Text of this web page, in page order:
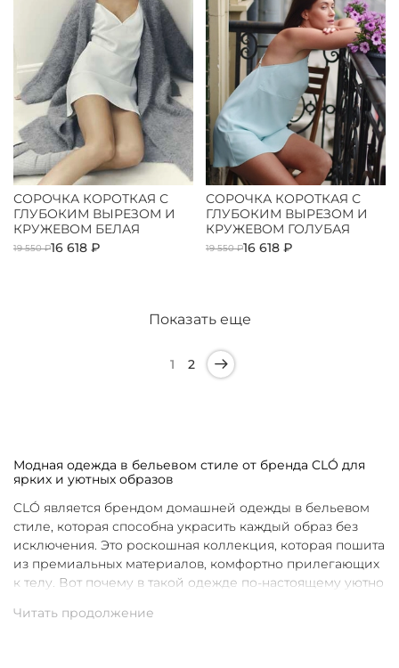
СОРОЧКА КОРОТКАЯ С
ГЛУБОКИМ ВЫРЕЗОМ И
КРУЖЕВОМ БЕЛАЯ
19 550 ₽16 618 ₽
СОРОЧКА КОРОТКАЯ С
ГЛУБОКИМ ВЫРЕЗОМ И
КРУЖЕВОМ ГОЛУБАЯ
19 550 ₽16 618 ₽
Показать еще
1 2
Модная одежда в бельевом стиле от бренда CLÓ для
ярких и уютных образов
CLÓ является брендом домашней одежды в бельевом
стиле, которая способна украсить каждый образ без
исключения. Это роскошная коллекция, которая пошита
из премиальных материалов, комфортно прилегающих
к телу. Вот почему в такой одежде по-настоящему уютно
продуманные фасоны позволяют каждой женщине